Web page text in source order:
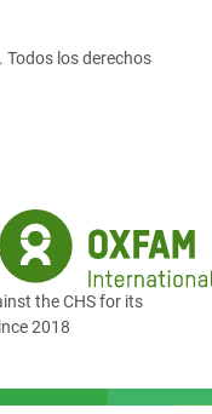
los derechos
the CHS for its
2018